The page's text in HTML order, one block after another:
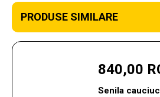
PRODUSE SIMILARE
840,00
Senila